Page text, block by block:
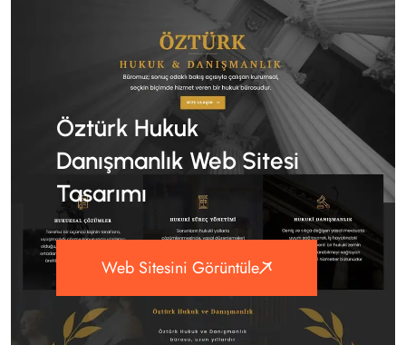
Öztürk Hukuk
Danışmanlık Web Sitesi
Tasarımı
Web Sitesini Görüntüle